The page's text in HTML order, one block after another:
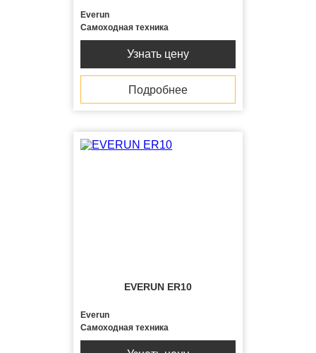
Everun
Самоходная техника
Узнать цену
Подробнее
EVERUN ER10
Everun
Самоходная техника